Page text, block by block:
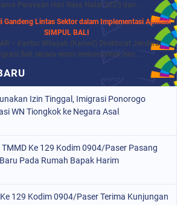
Perayaan Hari Raya Natal 2025 dan...
Gandeng Lintas Sektor dalam Implementasi Aplikasi
SIMPUL BALI
– Kantor Wilayah (Kanwil) Direktorat Jenderal
Bali secara resmi meluncurkan dan...
Izin Tinggal, Imigrasi Ponorogo
WN Tiongkok ke Negara Asal
Ke 129 Kodim 0904/Paser Pasang
Pada Rumah Bapak Harim
129 Kodim 0904/Paser Terima Kunjungan